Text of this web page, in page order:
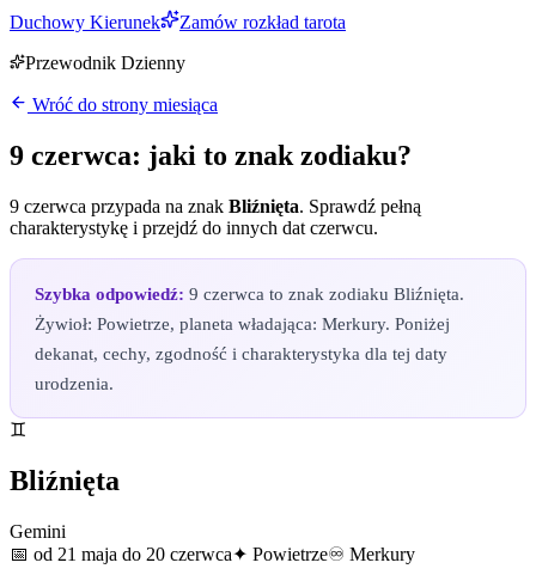
Duchowy Kierunek
Zamów rozkład tarota
Przewodnik Dzienny
Wróć do strony miesiąca
9 czerwca: jaki to znak zodiaku?
9 czerwca przypada na znak Bliźnięta. Sprawdź pełną
charakterystykę i przejdź do innych dat czerwcu.
Szybka odpowiedź: 9 czerwca to znak zodiaku Bliźnięta.
Żywioł: Powietrze, planeta władająca: Merkury. Poniżej
dekanat, cechy, zgodność i charakterystyka dla tej daty
urodzenia.
♊
Bliźnięta
Gemini
📅 od 21 maja do 20 czerwca✦ Powietrze♾ Merkury